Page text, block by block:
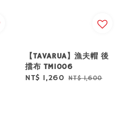
【TAVARUA】漁夫帽 後
擋布 TM1006
Sale
NT$ 1,260 Regular
NT$ 1,600